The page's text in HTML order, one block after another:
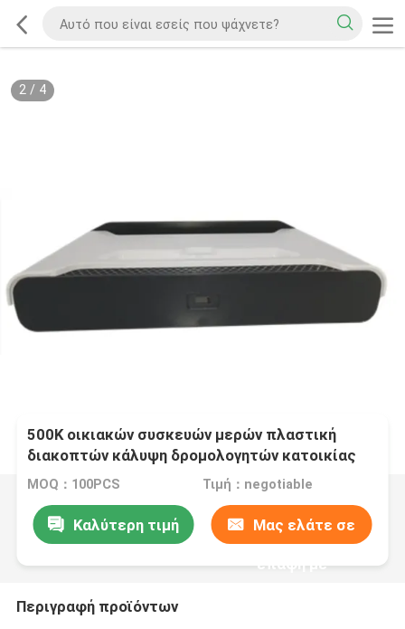
2/ 4
500K οικιακών συσκευών μερών πλαστική
διακοπτών κάλυψη δρομολογητών κατοικίας
πλαστική
MOQ：100PCS Τιμή：negotiable
Καλύτερη τιμή Μας ελάτε σε
επαφή με
Περιγραφή προϊόντων